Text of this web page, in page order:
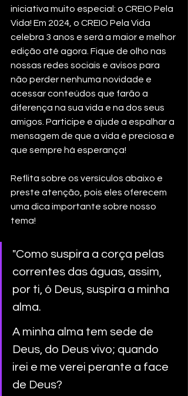
iniciativa muito especial: o CREIO Pela
Vida! Em 2024, o CREIO Pela Vida
celebra 3 anos e será a maior e melhor
edição até agora. Fique de olho nas
nossas redes sociais e avisos para
não perder nenhuma novidade e
acessar conteúdos que farão a
diferença na sua vida e na dos seus
amigos. Participe e ajude a espalhar a
mensagem de que a vida é preciosa e
que sempre há esperança!
Reflita sobre os versículos abaixo e
preste atenção, pois eles oferecem
uma dica importante sobre nosso
tema!
"Como suspira a corça pelas
correntes das águas, assim,
por ti, ó Deus, suspira a minha
alma.
A minha alma tem sede de
Deus, do Deus vivo; quando
irei e me verei perante a face
de Deus?